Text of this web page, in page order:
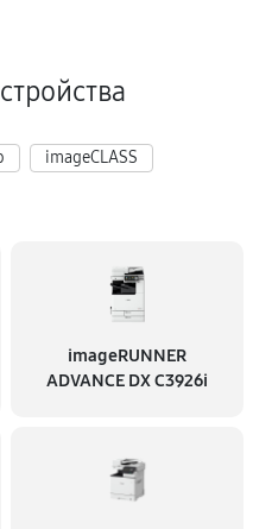
imageCLASS
imageRUNNER
ADVANCE DX C3926i